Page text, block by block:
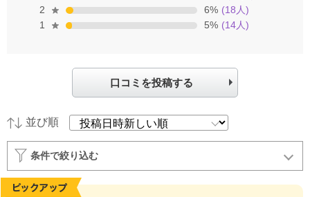
2
6% (18人)
1
5% (14人)
口コミを投稿する
並び順
条件で絞り込む